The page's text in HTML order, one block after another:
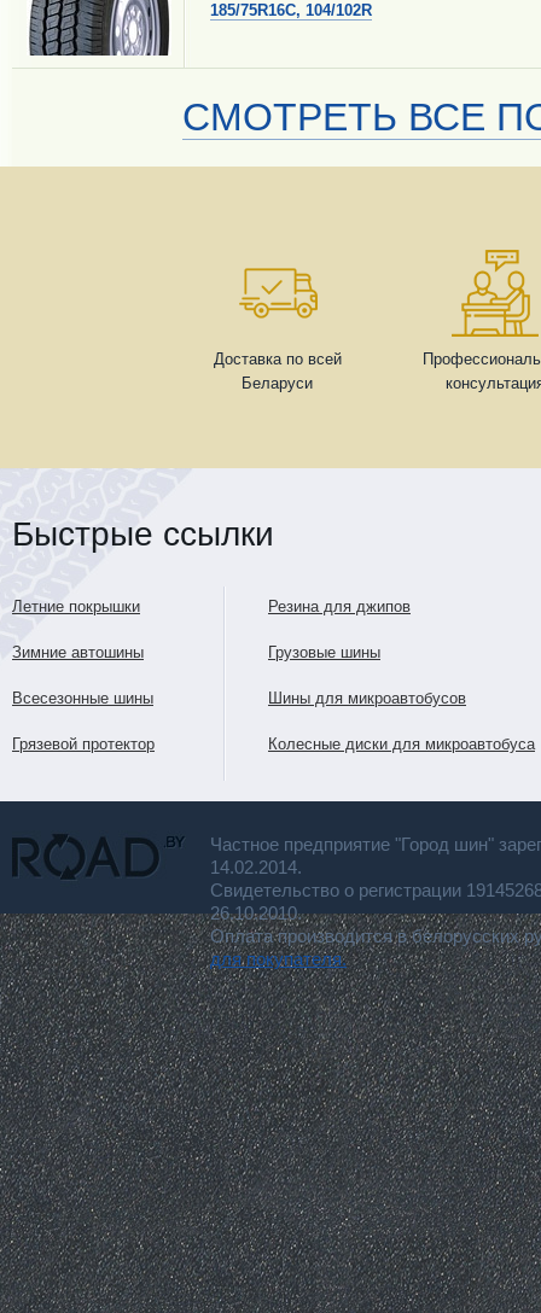
185/75R16C, 104/102R
СМОТРЕТЬ ВСЕ
Доставка по всей
Беларуси
Быстрые ссылки
Летние покрышки
Зимние автошины
Всесезонные шины
Грязевой протектор
Резина для джипов
Грузовые шины
Шины для микроавтобусов
Колесные диски для микроавтобуса
Частное предприятие "Город шин"
14.02.2014.
Свидетельство о регистрации
26.10.2010.
Оплата производится в белорусских
для покупателя.